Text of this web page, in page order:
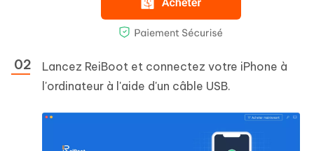
Lancez ReiBoot et connectez votre iPhone à
l'ordinateur à l'aide d'un câble USB.